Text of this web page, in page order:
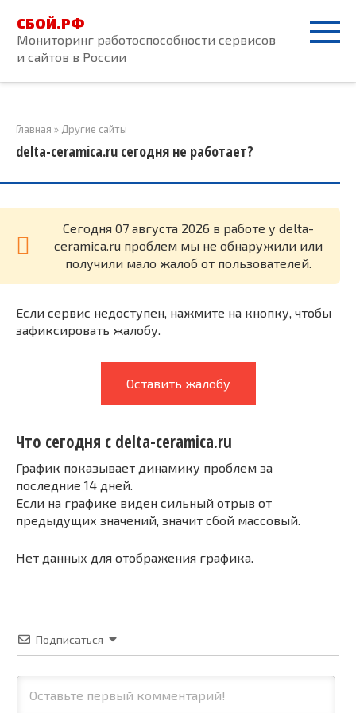
контенту
СБОЙ.РФ
Мониторинг работоспособности сервисов
и сайтов в России
Главная » Другие сайты
delta-ceramica.ru сегодня не работает?
Cегодня 07 августа 2026 в работе у delta-
ceramica.ru проблем мы не обнаружили или
получили мало жалоб от пользователей.
Если сервис недоступен, нажмите на кнопку, чтобы
зафиксировать жалобу.
Оставить жалобу
Что сегодня с delta-ceramica.ru
График показывает динамику проблем за
последние 14 дней.
Если на графике виден сильный отрыв от
предыдущих значений, значит сбой массовый.
Нет данных для отображения графика.
Подписаться